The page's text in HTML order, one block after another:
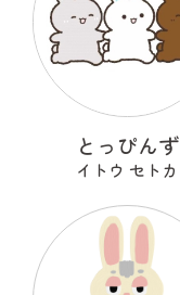
とっぴんず
イトウ セトカ